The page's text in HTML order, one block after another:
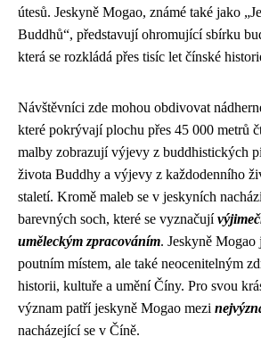
útesů. Jeskyně Mogao, známé také jako
Buddhů“, představují ohromující sbírku
která se rozkládá přes tisíc let čínské
Návštěvníci zde mohou obdivovat
které pokrývají plochu přes 45 000 metrů
malby zobrazují výjevy z buddhistických
života Buddhy a výjevy z každodenního
staletí. Kromě maleb se v jeskyních
barevných soch, které se vyznačují
uměleckým zpracováním. Jeskyně
poutním místem, ale také neocenitelným
historii, kultuře a umění Číny. Pro svou
význam patří jeskyně Mogao mezi
nacházející se v Číně.